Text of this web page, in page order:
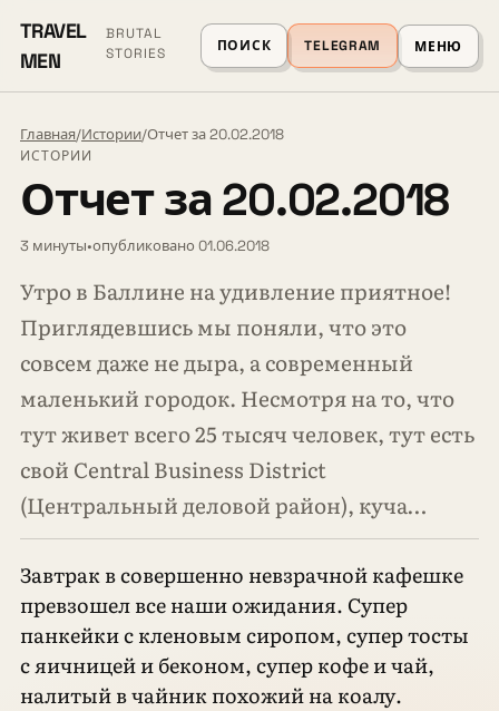
TRAVEL
MEN
BRUTAL
STORIES
ПОИСК TELEGRAM МЕНЮ
Главная/Истории/Отчет за 20.02.2018
ИСТОРИИ
Отчет за 20.02.2018
3 минуты•опубликовано 01.06.2018
Утро в Баллине на удивление приятное!
Приглядевшись мы поняли, что это
совсем даже не дыра, а современный
маленький городок. Несмотря на то, что
тут живет всего 25 тысяч человек, тут есть
свой Central Business District
(Центральный деловой район), куча…
Завтрак в совершенно невзрачной кафешке
превзошел все наши ожидания. Супер
панкейки с кленовым сиропом, супер тосты
с яичницей и беконом, супер кофе и чай,
налитый в чайник похожий на коалу.